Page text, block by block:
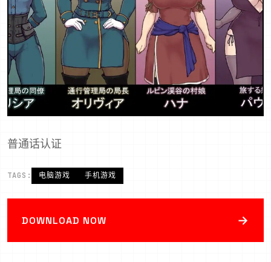
普通话认证
TAGS: 电脑游戏 手机游戏
DOWNLOAD NOW →